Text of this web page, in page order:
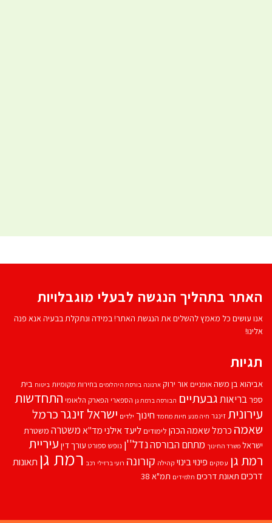
האתר בתהליך הנגשה לבעלי מוגבלויות
אנו עושים כל מאמץ להשלים את הנגשת האתר! במידה ונתקלת בבעיה אנא פנה
אלינו!
תגיות
אביהוא בן משהאופניים אור ירוק ארנונה בורסת היהלומים בחירות מקומיות ביטוח בית
ספרבריאותגבעתיים הבורסה ברמת גן הספארי הפארק הלאומי התחדשות
עירוניתזינגר חיה מנע חיות מחמד חינוך ילדים ישראל זינגרכרמל
שאמה כרמל שאמה הכהן לימודים ליעד אילנימד''אמשטרה משטרת
ישראל משרד החינוך מתחם הבורסהנדל''ן נופש ספורט עורך דין עיריית
רמת גן עסקים פינוי בינוי קהילה קורונה רועי ברזילי רכב רמת גן תאונות
דרכים תאונת דרכים תלמידים תמ"א 38